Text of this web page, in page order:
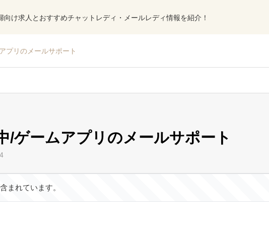
向け求人とおすすめチャットレディ・メールレディ情報を紹介！
プリのメールサポート
/ゲームアプリのメールサポート
まれています。